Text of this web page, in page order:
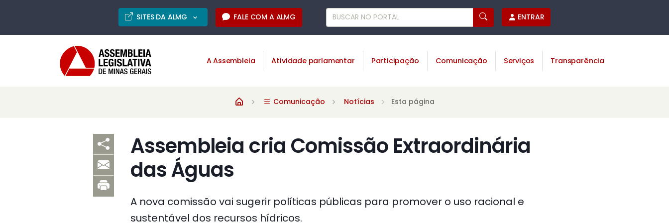
SITES DA ALMG FALE COM A ALMG ENTRAR
A Assembleia Atividade parlamentar Participação Comunicação Serviços Transparência
Comunicação Notícias Esta página
Assembleia cria Comissão Extraordinária
das Águas
A nova comissão vai sugerir políticas públicas para promover o uso racional e
sustentável dos recursos hídricos.